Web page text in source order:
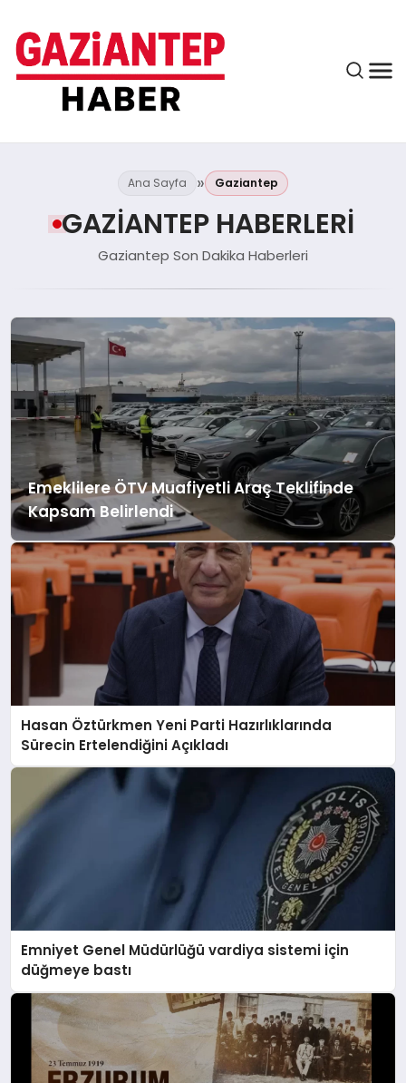
KÜLTÜR VE SANAT
MAGAZIN
SPOR
SIYASET
DIĞER
Ana Sayfa Gaziantep
GAZIANTEP HABERLERI
Gaziantep Son Dakika Haberleri
Emeklilere ÖTV Muafiyetli Araç Teklifinde
Kapsam Belirlendi
Hasan Öztürkmen Yeni Parti Hazırlıklarında
Sürecin Ertelendiğini Açıkladı
Emniyet Genel Müdürlüğü vardiya sistemi için
düğmeye bastı